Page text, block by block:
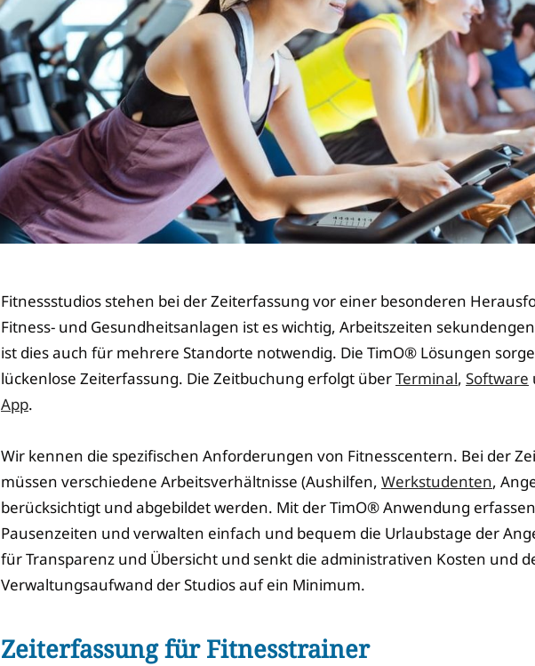
Fitnessstudios stehen bei der Zeiterfassung vor einer besonderen
Fitness- und Gesundheitsanlagen ist es wichtig, Arbeitszeiten
ist dies auch für mehrere Standorte notwendig. Die TimO® Lösungen
lückenlose Zeiterfassung. Die Zeitbuchung erfolgt überTerminal, Software
App.
Wir kennen die spezifischen Anforderungen von Fitnesscentern. Bei der
müssen verschiedene Arbeitsverhältnisse (Aushilfen, Werkstudenten,
berücksichtigt und abgebildet werden. Mit der TimO® Anwendung
Pausenzeiten und verwalten einfach und bequem die Urlaubstage der
für Transparenz und Übersicht und senkt die administrativen Kosten und
Verwaltungsaufwand der Studios auf ein Minimum.
Zeiterfassung für Fitnesstrainer